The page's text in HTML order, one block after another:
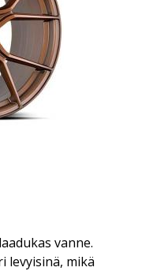
vanne.
levyisinä, mikä